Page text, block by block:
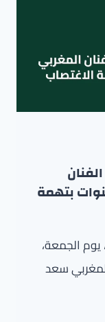
بتهمة
الجمعة،
سعد